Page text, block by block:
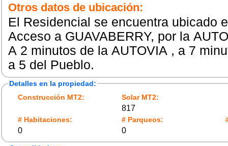
Otros datos de ubicación:
El Residencial se encuentra ubicado
Acceso a GUAVABERRY, por la
A 2 minutos de la AUTOVIA , a 7
a 5 del Pueblo.
Detalles en la propiedad:
Construcción MT2:
Solar MT2:
817
# Habitaciones:
0
# Parqueos:
0